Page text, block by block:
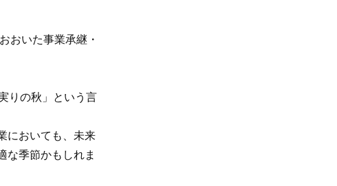
おいた事業承継・
りの秋」という言
においても、未来
な季節かもしれま